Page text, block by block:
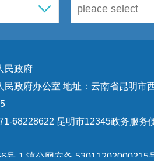
民政府
民政府办公室 地址：云南省昆明市
68228622 昆明市12345政务服务
号-1 滇公网安备 53011202000215